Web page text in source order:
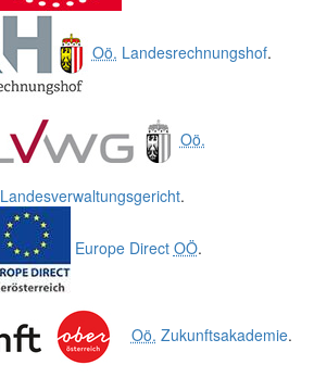
Oö. Landesrechnungshof.
Oö.
Landesverwaltungsgericht.
Europe Direct OÖ.
Oö. Zukunftsakademie.